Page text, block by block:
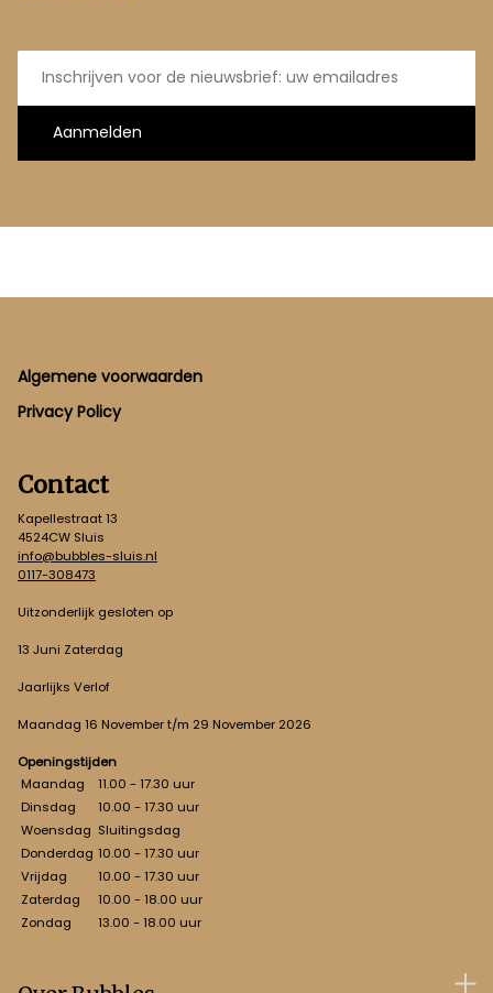
E-
mailadres
Aanmelden
Footer
Algemene voorwaarden
Privacy Policy
Contact
Kapellestraat 13
4524CW Sluis
info@bubbles-sluis.nl
0117-308473
Uitzonderlijk gesloten op
13 Juni Zaterdag
Jaarlijks Verlof
Maandag 16 November t/m 29 November 2026
Openingstijden
Maandag
11.00 - 17.30 uur
Dinsdag
10.00 - 17.30 uur
Woensdag Sluitingsdag
Donderdag 10.00 - 17.30 uur
Vrijdag
10.00 - 17.30 uur
Zaterdag
10.00 - 18.00 uur
Zondag
13.00 - 18.00 uur